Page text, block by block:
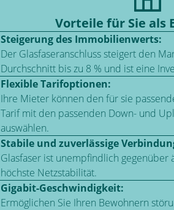
Vorteile für Sie als
Steigerung des Immobilienwerts:
Der Glasfaseranschluss steigert den
Durchschnitt bis zu 8 % und ist eine
Flexible Tarifoptionen:
Ihre Mieter können den für sie
Tarif mit den passenden Down- und
auswählen.
Stabile und zuverlässige
Glasfaser ist unempfindlich gegenüber
höchste Netzstabilität.
Gigabit-Geschwindigkeit:
Ermöglichen Sie Ihren Bewohnern